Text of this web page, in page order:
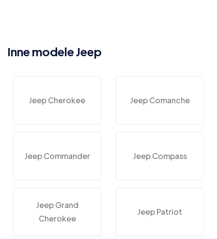
Inne modele Jeep
Jeep Cherokee Jeep Comanche
Jeep Commander Jeep Compass
Jeep Grand
Cherokee
Jeep Patriot